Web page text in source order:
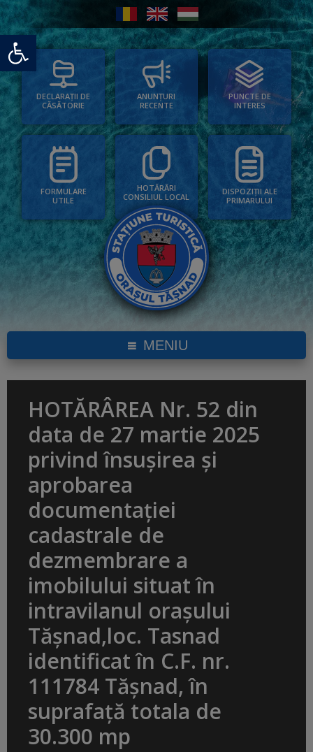
Deschide bara de unelte
DECLARAȚII DE
CĂSĂTORIE
ANUNȚURI
RECENTE
PUNCTE DE
INTERES
FORMULARE
UTILE
HOTĂRÂRI
CONSILIUL LOCAL
DISPOZIȚII ALE
PRIMARULUI
MENIU
HOTĂRÂREA Nr. 52 din
data de 27 martie 2025
privind însușirea și
aprobarea
documentației
cadastrale de
dezmembrare a
imobilului situat în
intravilanul orașului
Tășnad,loc. Tasnad
identificat în C.F. nr.
111784 Tășnad, în
suprafață totala de
30.300 mp